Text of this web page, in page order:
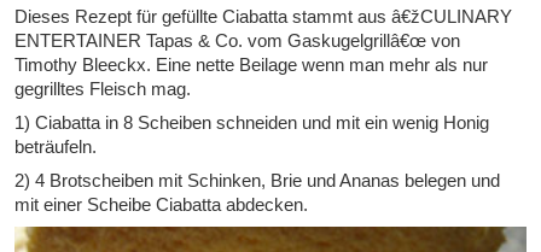
Dieses Rezept für gefüllte Ciabatta stammt aus â€žCULINARY
ENTERTAINER Tapas & Co. vom Gaskugelgrillâ€œ von
Timothy Bleeckx. Eine nette Beilage wenn man mehr als nur
gegrilltes Fleisch mag.
1) Ciabatta in 8 Scheiben schneiden und mit ein wenig Honig
beträufeln.
2) 4 Brotscheiben mit Schinken, Brie und Ananas belegen und
mit einer Scheibe Ciabatta abdecken.